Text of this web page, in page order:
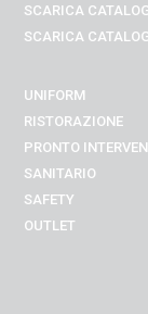
SCARICA
SCARICA
UNIFORM
RISTORAZIONE
PRONTO
SANITARIO
SAFETY
OUTLET